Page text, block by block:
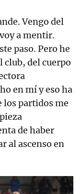
Vengo del
a mentir.
paso. Pero he
club, del cuerpo
en mí y eso ha
los partidos me
de haber
al ascenso en